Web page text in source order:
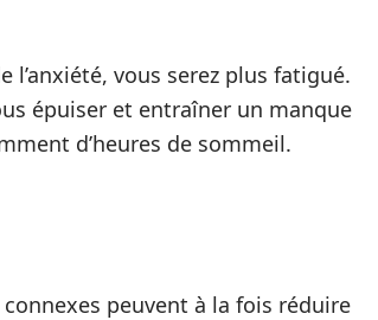
l’anxiété, vous serez plus fatigué.
épuiser et entraîner un manque
d’heures de sommeil.
peuvent à la fois réduire